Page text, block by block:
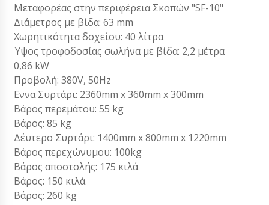
Μεταφορέας στην περιφέρεια Σκοπών "SF-10"
Διάμετρος με βίδα: 63 mm
Χωρητικότητα δοχείου: 40 λίτρα
Ύψος τροφοδοσίας σωλήνα με βίδα: 2,2 μέτρα
0,86 kW
Προβολή: 380V, 50Hz
Εννα Συρτάρι: 2360mm x 360mm x 300mm
Βάρος περεμάτου: 55 kg
Βάρος: 85 kg
Δέυτερο Συρτάρι: 1400mm x 800mm x 1220mm
Βάρος περεχώνυμου: 100kg
Βάρος αποστολής: 175 κιλά
Βάρος: 150 κιλά
Βάρος: 260 kg